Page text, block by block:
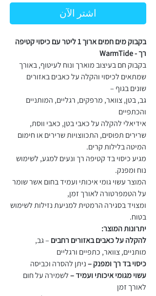
اشترِ الآن
בקבוק מים חמים ארוך 1 ליטר עם כיסוי קטיפה
רך - WarmTide
בקבוק חם בעיצוב מוארך ונוח לעיטוף, באורך
שמתאים לכיסוי והקלה על כאבים באזורים
שונים בגוף –
גב, בטן, צוואר, מרפקים, רגליים, המותניים
והכתפיים
אידיאלי להקלה על כאבי בטן, כאבי ווסת,
שרירים תפוסים, התכווצויות שרירים או חימום
המיטה בלילות קרים.
מגיע כיסוי בד קטיפה רך ונעים למגע, לשימוש
נוח ומפנק.
המוצר עשוי גומי איכותי ועמיד בחום אשר שומר
על הטמפרטורה לאורך זמן,
ומצויד בסגירה הרמטית למניעת נזילות לשימוש
בטוח.
יתרונות המוצר:
להקלה על כאבים באזורים רחבים – גב,
מותניים, צוואר, כתפיים ורגליים
כיסוי בד רך ומפנק –ניתן להסרה וכביסה
עשוי מגומי איכותי ועמיד –לשמירה על חום
לאורך זמן